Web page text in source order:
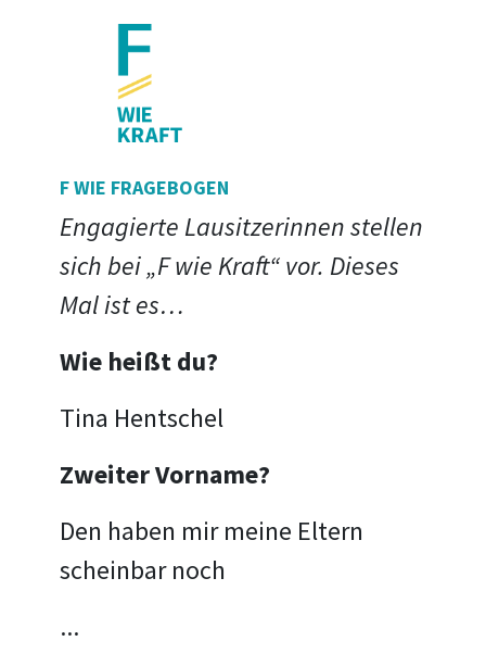
F WIE FRAGEBOGEN
Engagierte Lausitzerinnen stellen
sich bei „F wie Kraft“ vor. Dieses
Mal ist es…
Wie heißt du?
Tina Hentschel
Zweiter Vorname?
Den haben mir meine Eltern
scheinbar noch
...